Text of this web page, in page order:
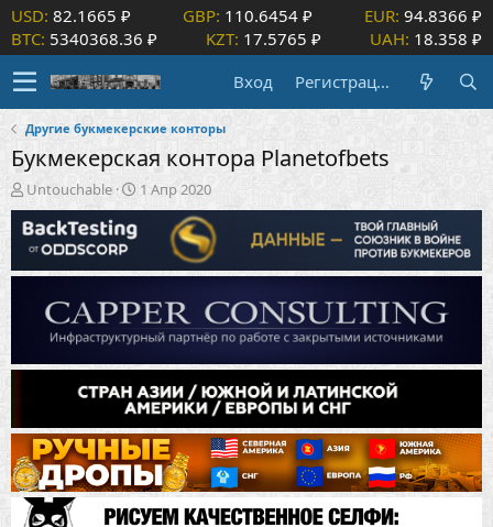
USD: 82.1665 ₽ GBP: 110.6454 ₽ EUR: 94.8366 ₽
BTC: 5340368.36 ₽ KZT: 17.5765 ₽ UAH: 18.358 ₽
Вход
Регистрация
Другие букмекерские конторы
Букмекерская контора Planetofbets
А
в
т
о
р
Untouchable
Д
а
н
ч
а
л
а
1 Апр 2020